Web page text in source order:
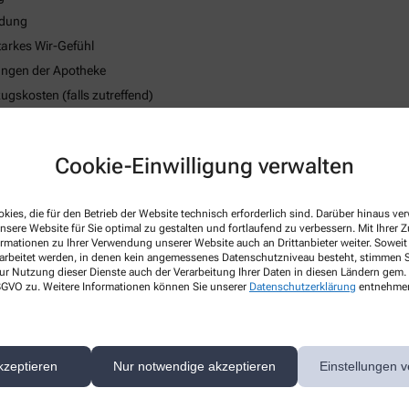
Cookie-Einwilligung verwalten
die für den Betrieb der Website technisch erforderlich sind. Darüber hinaus
Website für Sie optimal zu gestalten und fortlaufend zu verbessern. Mit Ihrer
zu Ihrer Verwendung unserer Website auch an Drittanbieter weiter.
werden, in denen kein angemessenes Datenschutzniveau besteht, stimmen
Nutzung dieser Dienste auch der Verarbeitung Ihrer Daten in diesen Ländern
zu. Weitere Informationen können Sie unserer Datenschutzerklärung
Nur notwendige akzeptieren Einstellungen
Wir-Gefühl
der Apotheke
(falls zutreffend)